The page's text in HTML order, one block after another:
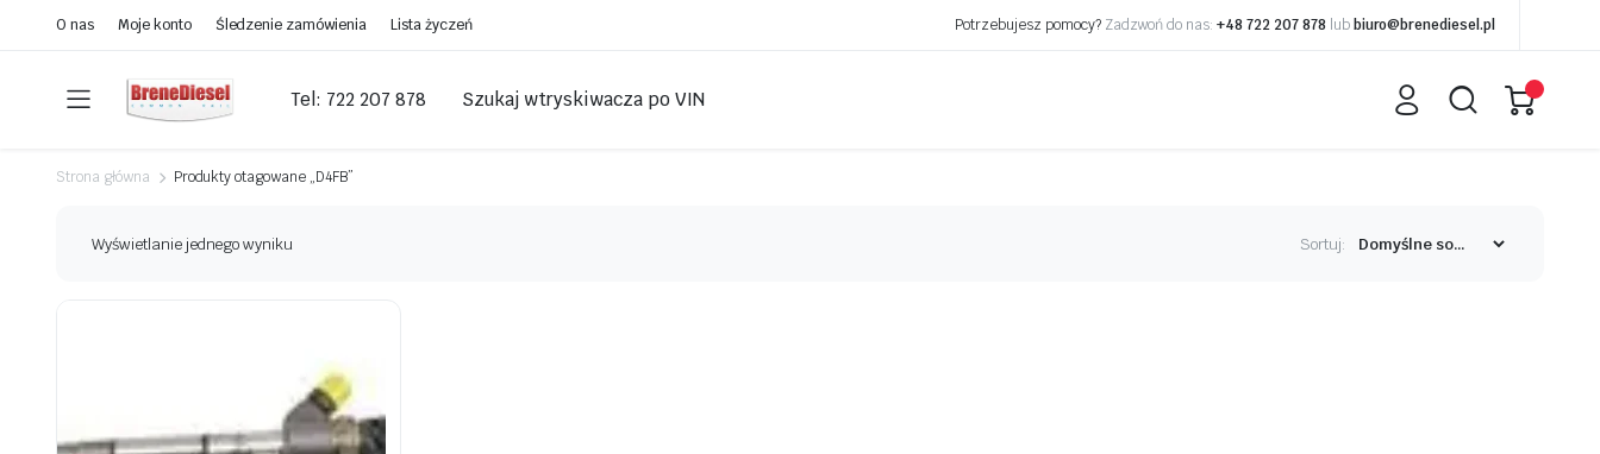
O nas Moje konto Śledzenie zamówienia Lista życzeń Potrzebujesz pomocy? Zadzwoń do nas: +48 722 207 878 lub biuro@brenediesel.pl
Tel: 722 207 878 Szukaj wtryskiwacza po VIN
Strona główna Produkty otagowane „D4FB”
Wyświetlanie jednego wyniku Sortuj: